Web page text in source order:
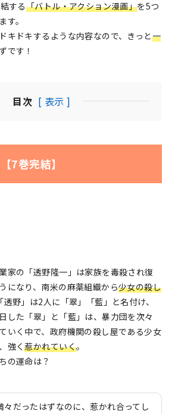
する「バトル・アクション漫画」を5つ
す。
キドキするような内容なので、きっと一
です！
目次 [ 表示 ]
7巻完結】
家の「透野隆一」は家族を毒殺され復
になり、南米の麻薬組織から少女の殺し
野」は2人に「翠」「藍」と名付け、
した「翠」と「藍」は、暴力団を次々
いく中で、政府機関の殺し屋である少女
強く惹かれていく。
の運命は？
々だったはずなのに、惹かれ合ってし